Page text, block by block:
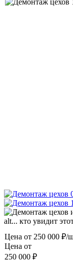
Цена от 250 000 ₽/
Цена от
250 000 ₽